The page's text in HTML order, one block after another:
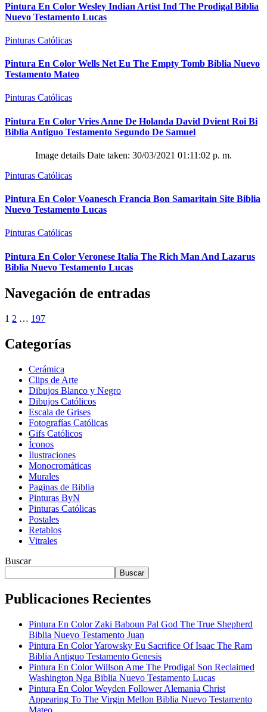
Pintura En Color Wesley Indian Artist Ind The Prodigal Biblia
Nuevo Testamento Lucas
Pinturas Católicas
Pintura En Color Wells Net Eu The Empty Tomb Biblia Nuevo
Testamento Mateo
Pinturas Católicas
Pintura En Color Vries Anne De Holanda David Dvient Roi Bi
Biblia Antiguo Testamento Segundo De Samuel
Image details Date taken: 30/03/2021 01:11:02 p. m.
Pinturas Católicas
Pintura En Color Voanesch Francia Bon Samaritain Site Biblia
Nuevo Testamento Lucas
Pinturas Católicas
Pintura En Color Veronese Italia The Rich Man And Lazarus
Biblia Nuevo Testamento Lucas
Navegación de entradas
1 2 … 197
Categorías
Cerámica
Clips de Arte
Dibujos Blanco y Negro
Dibujos Católicos
Escala de Grises
Fotografías Católicas
Gifs Católicos
Íconos
Ilustraciones
Monocromáticas
Murales
Paginas de Biblia
Pinturas ByN
Pinturas Católicas
Postales
Retablos
Vitrales
Buscar
Buscar
Publicaciones Recientes
Pintura En Color Zaki Baboun Pal God The True Shepherd
Biblia Nuevo Testamento Juan
Pintura En Color Yarowsky Eu Sacrifice Of Isaac The Ram
Biblia Antiguo Testamento Genesis
Pintura En Color Willson Ame The Prodigal Son Reclaimed
Washington Nga Biblia Nuevo Testamento Lucas
Pintura En Color Weyden Follower Alemania Christ
Appearing To The Virgin Mellon Biblia Nuevo Testamento
Mateo